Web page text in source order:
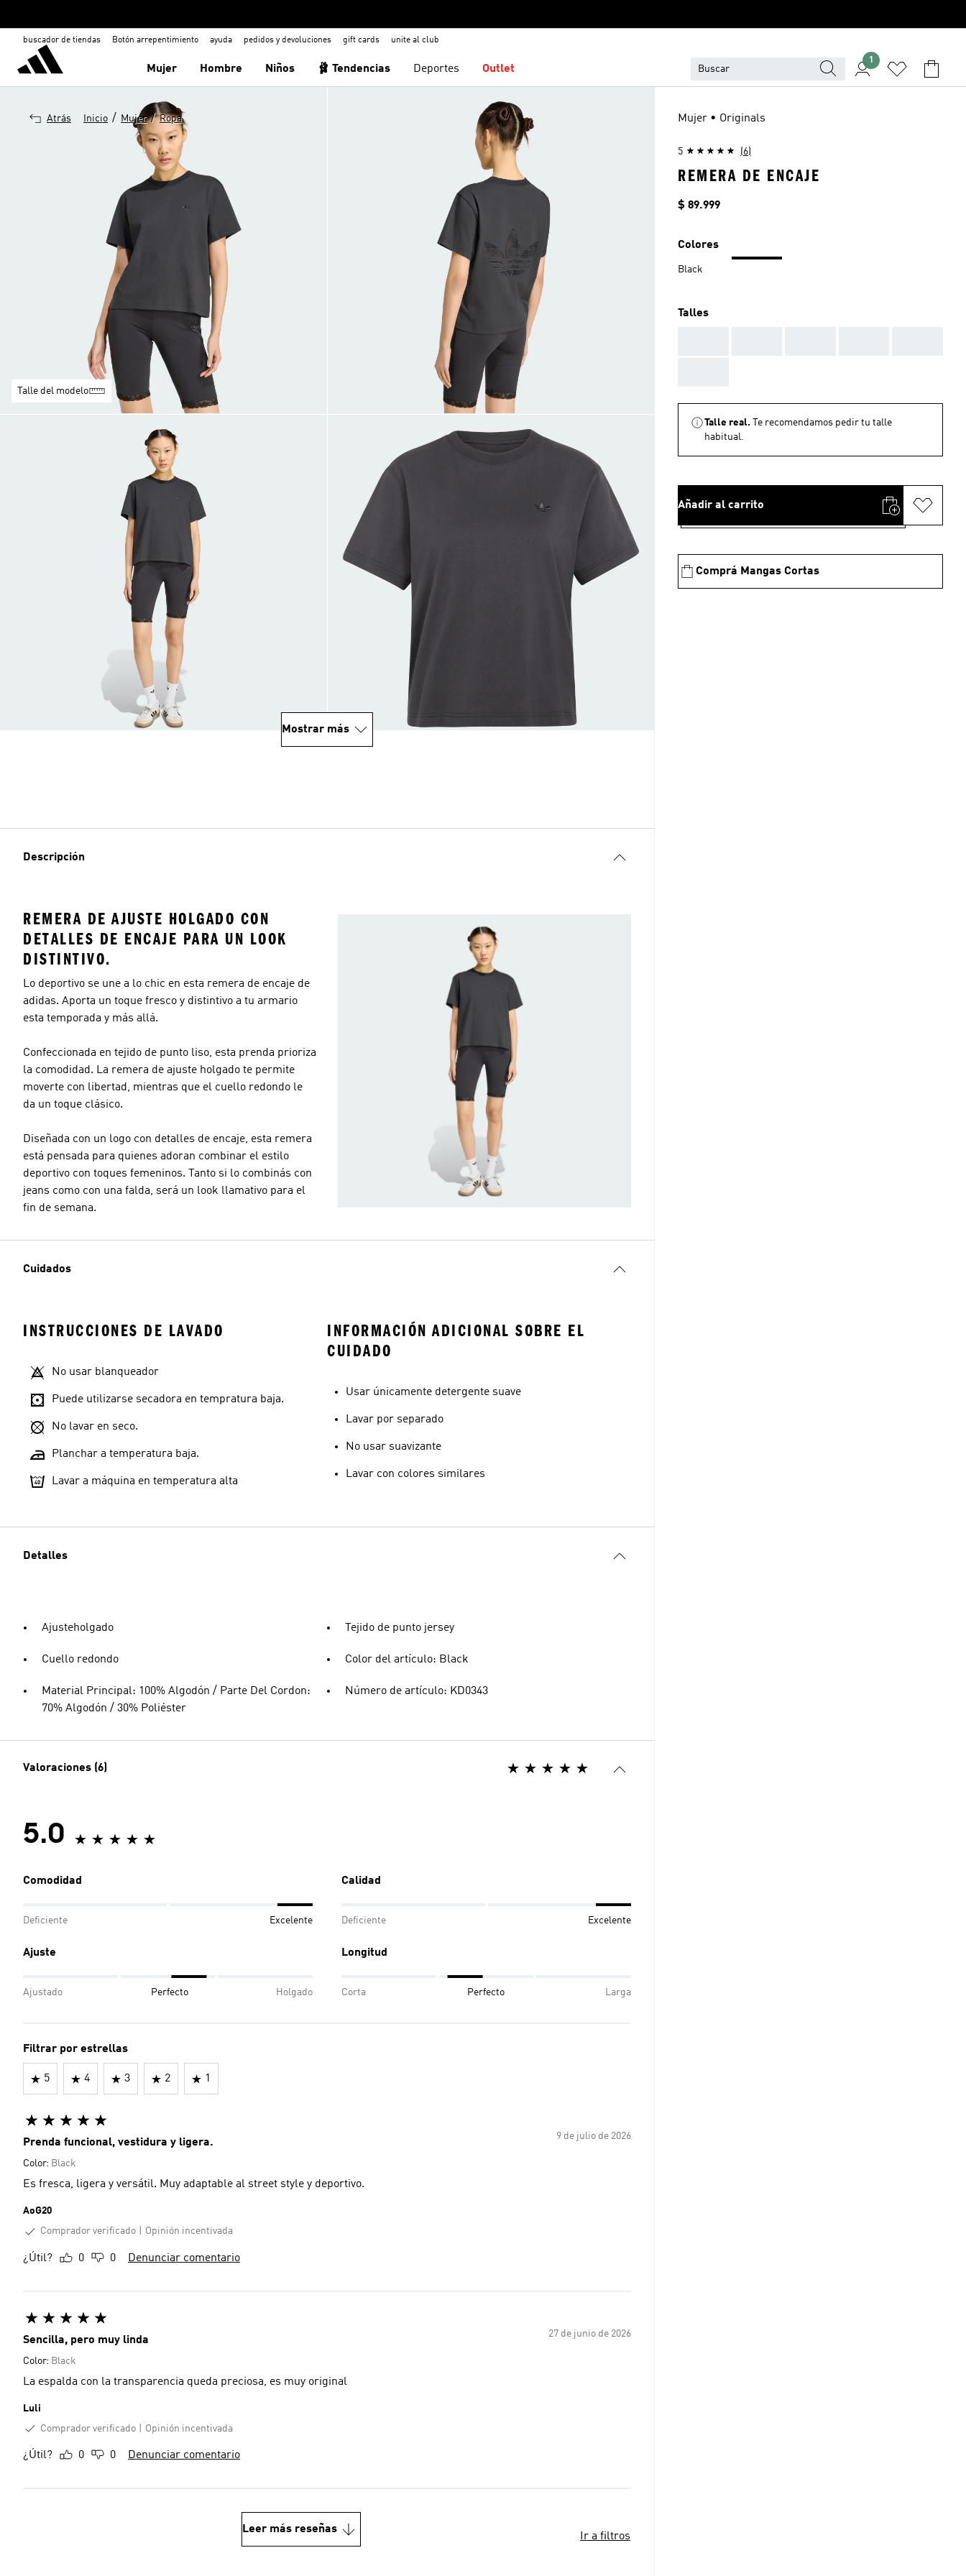
buscador de tiendas Botón arrepentimiento ayuda pedidos y devoluciones gift cards unite al club
Mujer Hombre Niños 🩰 Tendencias Deportes Outlet
1
Atrás Inicio / Mujer / Ropa
Talle del modelo
Mostrar más
Descripción
REMERA DE AJUSTE HOLGADO CON
DETALLES DE ENCAJE PARA UN LOOK
DISTINTIVO.
Lo deportivo se une a lo chic en esta remera de encaje de
adidas. Aporta un toque fresco y distintivo a tu armario
esta temporada y más allá.
Confeccionada en tejido de punto liso, esta prenda prioriza
la comodidad. La remera de ajuste holgado te permite
moverte con libertad, mientras que el cuello redondo le
da un toque clásico.
Diseñada con un logo con detalles de encaje, esta remera
está pensada para quienes adoran combinar el estilo
deportivo con toques femeninos. Tanto si lo combinás con
jeans como con una falda, será un look llamativo para el
fin de semana.
Cuidados
INSTRUCCIONES DE LAVADO
No usar blanqueador
Puede utilizarse secadora en tempratura baja.
No lavar en seco.
Planchar a temperatura baja.
Lavar a máquina en temperatura alta
INFORMACIÓN ADICIONAL SOBRE EL
CUIDADO
Usar únicamente detergente suave
Lavar por separado
No usar suavizante
Lavar con colores similares
Detalles
Ajusteholgado
Cuello redondo
Material Principal: 100% Algodón / Parte Del Cordon:
70% Algodón / 30% Poliéster
Tejido de punto jersey
Color del artículo: Black
Número de artículo: KD0343
Valoraciones (6)
5.0
Comodidad
Deficiente Excelente
Calidad
Deficiente Excelente
Ajuste
Ajustado Perfecto Holgado
Longitud
Corta Perfecto Larga
Filtrar por estrellas
5 4 3 2 1
9 de julio de 2026
Prenda funcional, vestidura y ligera.
Color: Black
Es fresca, ligera y versátil. Muy adaptable al street style y deportivo.
AoG20
Comprador verificado
Opinión incentivada
¿Útil? 0 0 Denunciar comentario
27 de junio de 2026
Sencilla, pero muy linda
Color: Black
La espalda con la transparencia queda preciosa, es muy original
Luli
Comprador verificado
Opinión incentivada
¿Útil? 0 0 Denunciar comentario
Leer más reseñas
Ir a filtros
Mujer • Originals
5 (6)
REMERA DE ENCAJE
Precio
$ 89.999
Colores
Black
Talles
Talle real.
Te recomendamos pedir tu talle
habitual.
Añadir al carrito
Comprá Mangas Cortas